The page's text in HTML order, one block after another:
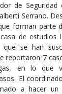
de Seguridad
Serrano.
forman parte
de estudios
que se han
reportaron 7
en lo que
El
a hacer un